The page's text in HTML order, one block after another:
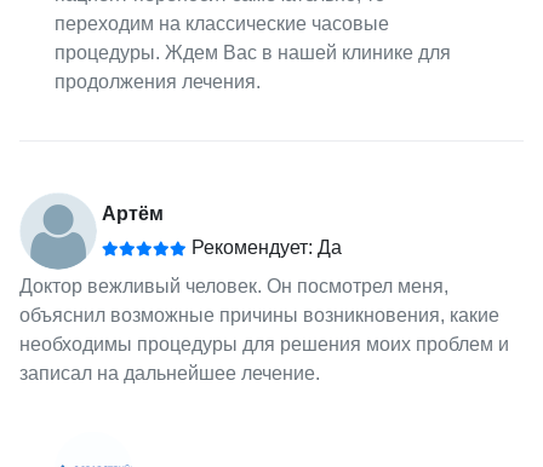
переходим на классические часовые
процедуры. Ждем Вас в нашей клинике для
продолжения лечения.
Артём
Рекомендует: Да
Доктор вежливый человек. Он посмотрел меня,
объяснил возможные причины возникновения, какие
необходимы процедуры для решения моих проблем и
записал на дальнейшее лечение.